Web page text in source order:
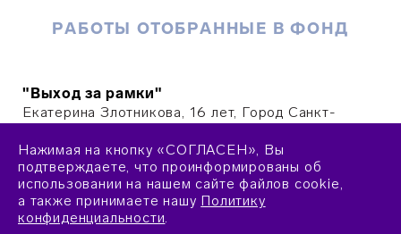
РАБОТЫ ОТОБРАННЫЕ В ФОНД
"Выход за рамки"
Екатерина Злотникова, 16 лет, Город Санкт-
"В рамках науки"
Елизавета Заец, 16 лет, Ханты-Мансийский
Автономный округ
Нажимая на кнопку «СОГЛАСЕН», Вы
подтверждаете, что проинформированы об
использовании на нашем сайте файлов cookie,
а также принимаете нашу Политику
конфиденциальности.